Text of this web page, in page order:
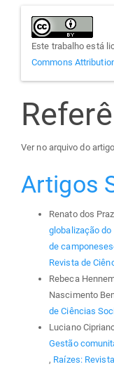
Este trabalho está
Commons
Ver no arquivo do
Artigos
Renato dos
globalização
de
Revista de
Rebeca
Nascimento
de Ciências
Luciano
Gestão
, Raízes: